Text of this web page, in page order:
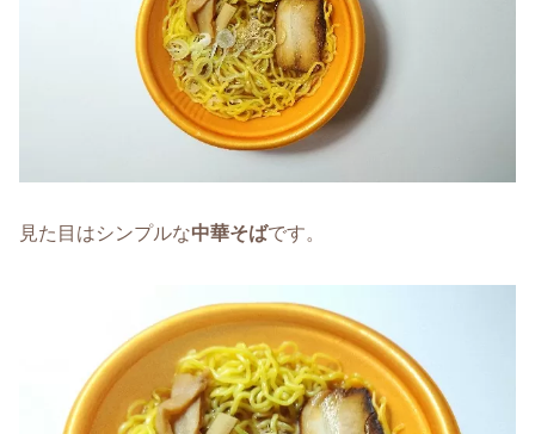
見た目はシンプルな中華そばです。